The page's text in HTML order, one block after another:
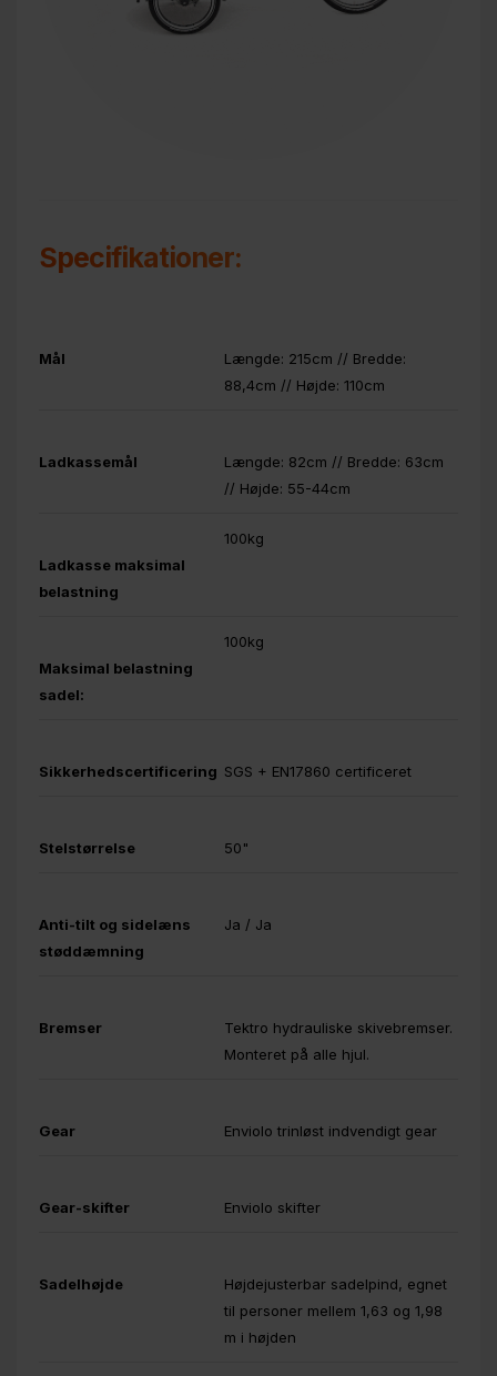
Specifikationer:
Mål
Længde: 215cm // Bredde:
88,4cm // Højde: 110cm
Ladkassemål
Længde: 82cm // Bredde: 63cm
// Højde: 55-44cm
Ladkasse maksimal
belastning
100kg
Maksimal belastning
sadel:
100kg
Sikkerhedscertificering SGS + EN17860 certificeret
Stelstørrelse 50"
Anti-tilt og sidelæns
støddæmning
Ja / Ja
Bremser
Tektro hydrauliske skivebremser.
Monteret på alle hjul.
Gear Enviolo trinløst indvendigt gear
Gear-skifter Enviolo skifter
Sadelhøjde
Højdejusterbar sadelpind, egnet
til personer mellem 1,63 og 1,98
m i højden